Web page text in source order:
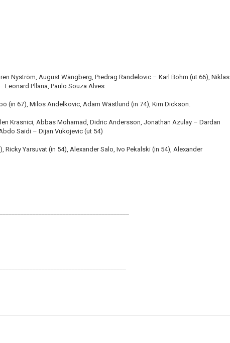
Nyström, August Wängberg, Predrag Randelovic – Karl Bohm (ut 66), Niklas
Pllana, Paulo Souza Alves.
(in 67), Milos Andelkovic, Adam Wästlund (in 74), Kim Dickson.
Krasnici, Abbas Mohamad, Didric Andersson, Jonathan Azulay – Dardan
Saidi – Dijan Vukojevic (ut 54)
Yarsuvat (in 54), Alexander Salo, Ivo Pekalski (in 54), Alexander